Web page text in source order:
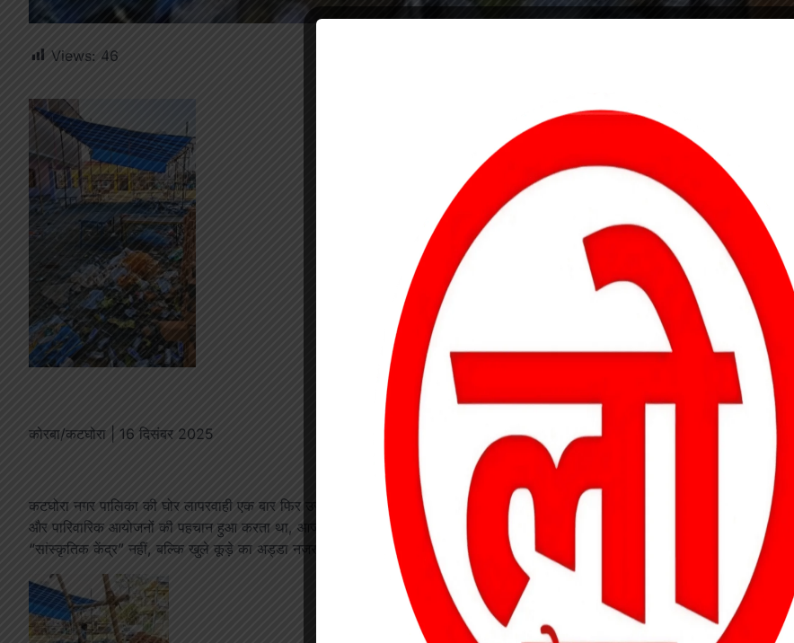
Views: 46
कोरबा/कटघोरा | 16 दिसंबर 2025
कटघोरा नगर पालिका की घोर लापरवाही एक बार फिर उजागर हुई है। वार्ड क्रमांक 4 में स्थित नगर का सांस्कृतिक भवन, जो कभी सामाजिक, सांस्कृतिक
और पारिवारिक आयोजनों की पहचान हुआ करता था, आज बदहाली, गंदगी और अव्यवस्था का प्रतीक बन चुका है। हालात ऐसे हैं कि यह भवन अब
“सांस्कृतिक केंद्र” नहीं, बल्कि खुले कूड़े का अड्डा नजर आ रहा है।